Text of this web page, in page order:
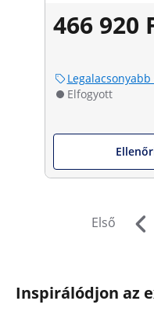
466 920
Elfogyott
Első
Inspirálódjon az